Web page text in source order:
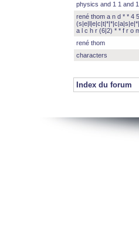
physics and 1 1 and 1
rené thom a n d * * 4
a l c h r (6|2) * * f r o
rené thom
characters
Index du forum